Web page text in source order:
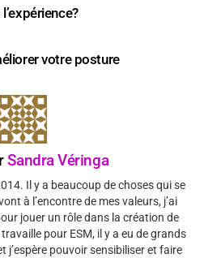
votre posture
Sandra Véringa
Il y a beaucoup de choses qui se
à l’encontre de mes valeurs, j’ai
jouer un rôle dans la création de
pour ESM, il y a eu de grands
j’espère pouvoir sensibiliser et faire